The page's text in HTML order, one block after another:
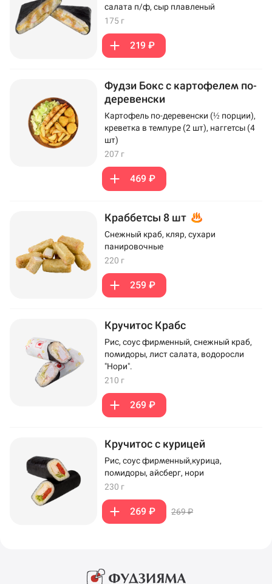
салата п/ф, сыр плавленый
175 г
219 ₽
Фудзи Бокс с картофелем по-
деревенски
Картофель по-деревенски (½ порции),
креветка в темпуре (2 шт), наггетсы (4
шт)
207 г
469 ₽
Краббетсы 8 шт
Снежный краб, кляр, сухари
панировочные
220 г
259 ₽
Кручитос Крабс
Рис, соус фирменный, снежный краб,
помидоры, лист салата, водоросли
"Нори".
210 г
269 ₽
Кручитос с курицей
Рис, соус фирменный,курица,
помидоры, айсберг, нори
230 г
269 ₽ 269 ₽